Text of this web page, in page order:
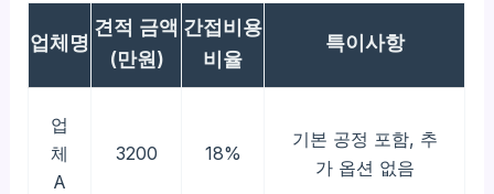
업체명
견적 금액
(만원)
간접비용
비율
특이사항
업
체
A
3200 18%
기본 공정 포함, 추
가 옵션 없음